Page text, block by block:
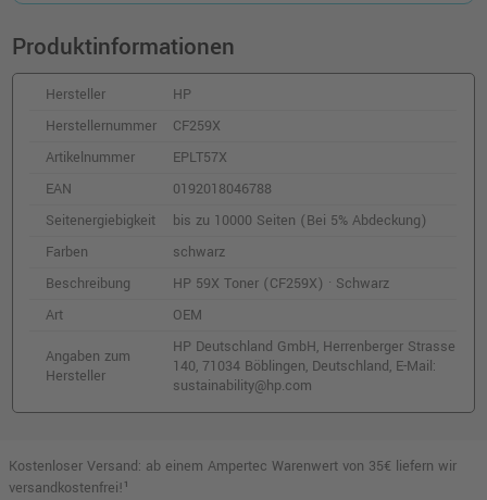
Produktinformationen
Hersteller
HP
Herstellernummer
CF259X
Artikelnummer
EPLT57X
EAN
0192018046788
Seitenergiebigkeit
bis zu 10000 Seiten (Bei 5% Abdeckung)
Farben
schwarz
Beschreibung
HP 59X Toner (CF259X) · Schwarz
Art
OEM
Angaben zum
Hersteller
HP Deutschland GmbH, Herrenberger Strasse
140, 71034 Böblingen, Deutschland, E-Mail:
sustainability@hp.com
Kostenloser Versand: ab einem Ampertec Warenwert von 35€ liefern wir
versandkostenfrei!¹